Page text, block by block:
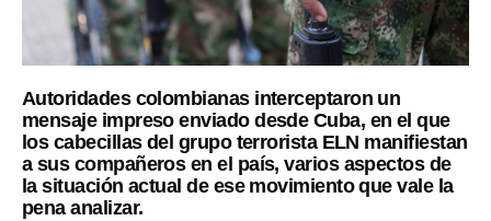
Autoridades colombianas interceptaron un
mensaje impreso enviado desde Cuba, en el que
los cabecillas del grupo terrorista ELN manifiestan
a sus compañeros en el país, varios aspectos de
la situación actual de ese movimiento que vale la
pena analizar.